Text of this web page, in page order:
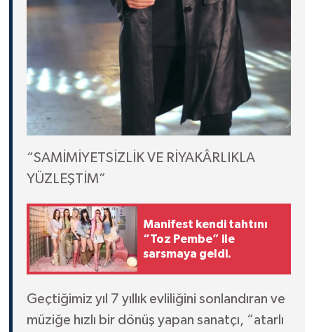
“SAMİMİYETSİZLİK VE RİYAKÂRLIKLA
YÜZLEŞTİM”
Manifest kendi tahtını
“Toz Pembe” ile
sarsmaya geldi.
Geçtiğimiz yıl 7 yıllık evliliğini sonlandıran ve
müziğe hızlı bir dönüş yapan sanatçı, “atarlı